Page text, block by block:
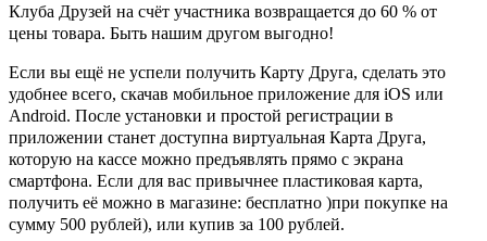
Клуба Друзей на счёт участника возвращается до 60 % от
цены товара. Быть нашим другом выгодно!
Если вы ещё не успели получить Карту Друга, сделать это
удобнее всего, скачав мобильное приложение для iOS или
Android. После установки и простой регистрации в
приложении станет доступна виртуальная Карта Друга,
которую на кассе можно предъявлять прямо с экрана
смартфона. Если для вас привычнее пластиковая карта,
получить её можно в магазине: бесплатно )при покупке на
сумму 500 рублей), или купив за 100 рублей.